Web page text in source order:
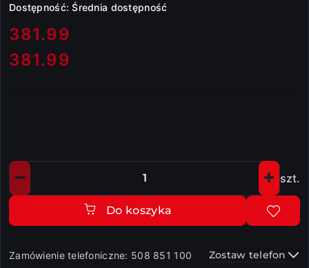
Dostępność:Średnia dostępność
cena:
381.99
Cena:
381.99
Ilość szt.
Do koszyka
Zamówienie telefoniczne: 508 851 100 Zostaw telefon